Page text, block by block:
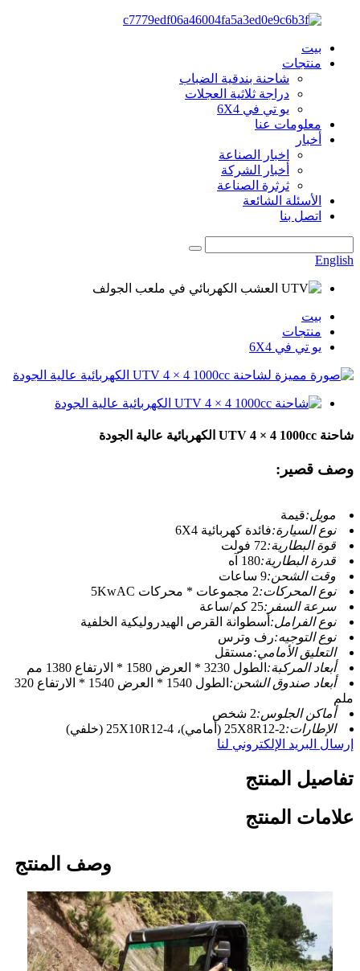
بيت
منتجات
شاحنة بندقية الضباب
دراجة ثلاثية العجلات
يو تي في 6X4
معلومات عنا
أخبار
اخبار الصناعة
أخبار الشركة
ثرثرة الصناعة
الأسئلة الشائعة
اتصل بنا
English
بيت
منتجات
يو تي في 6X4
شاحنة UTV 4 × 4 1000cc الكهربائية عالية الجودة
وصف قصير:
مويل:قيمة
نوع السيارة:فائدة كهربائية 6X4
قوة البطارية:72 فولت
قدرة البطارية:180 آه
وقت الشحن:9 ساعات
نوع المحركات:2 مجموعات * محركات 5KwAC
سرعة السفر:25 كم/ساعة
نوع الفرامل: أسطوانة القرص الهيدروليكية الخلفية
نوع التوجيه:رف وترس
التعليق الأمامي:مستقل
أبعاد المركبة: الطول 3230 * العرض 1580 * الارتفاع 1380 مم
أبعاد صندوق الشحن:
الطول 1540 * العرض 1540 * الارتفاع 320
ملم
أماكن الجلوس:2 شخص
الإطارات:2-25X8R12 (أمامي)، 4-25X10R12 (خلفي)
إرسال البريد الإلكتروني لنا
تفاصيل المنتج
علامات المنتج
وصف المنتج